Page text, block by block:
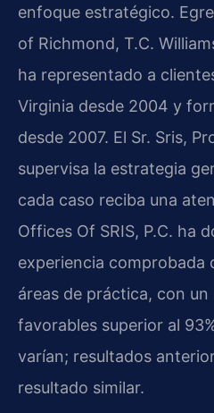
enfoque estratégico.
of Richmond, T.C.
ha representado a
Virginia desde 2004 y
desde 2007. El Sr. Sris,
supervisa la estrategia
cada caso reciba una
Offices Of SRIS, P.C. ha
experiencia comprobada
áreas de práctica, con
favorables superior al
varían; resultados
resultado similar.